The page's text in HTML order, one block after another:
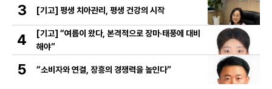
3 [기고] 평생 치아관리, 평생 건강의 시작
4
[기고] “여름이 왔다, 본격적으로 장마·태풍에 대비
해야”
5 “소비자와 연결, 장흥의 경쟁력을 높인다”